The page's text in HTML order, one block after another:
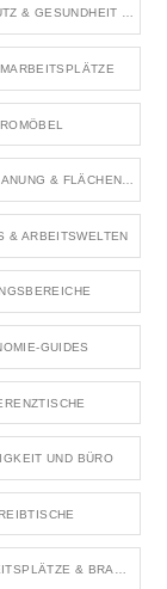
ARBEITSSCHUTZ & GESUNDHEIT IM BÜRO
& ARBEITSWELTEN
GUIDES
UND BÜRO
SPEZIALARBEITSPLÄTZE & BRANCHENBÜROS